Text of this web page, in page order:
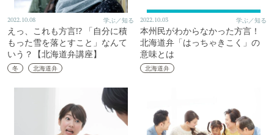
2022.10.08 学ぶ／知る
えっ、これも方言!? 「自分に積
もった雪を落とすこと」なんて
いう？【北海道弁講座】
冬 北海道弁
2022.10.03 学ぶ／知る
本州民がわからなかった方言！
北海道弁「はっちゃきこく」の
意味とは
北海道弁